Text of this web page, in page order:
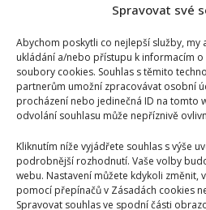
Spravovat své
Abychom poskytli co nejlepší služby, my
ukládání a/nebo přístupu k informacím
soubory cookies. Souhlas s těmito
partnerům umožní zpracovávat osobní
procházení nebo jedinečná ID na tomto
odvolání souhlasu může nepříznivě
Kliknutím níže vyjádřete souhlas s výše
podrobnější rozhodnutí. Vaše volby
webu. Nastavení můžete kdykoli změnit,
pomocí přepínačů v Zásadách cookies
Spravovat souhlas ve spodní části
Martin Dejdar a Janek
společné milence: Hudebník
Richard Touš 18. 4. 2026
Martina Dejdara a Janka
přátelství i profesní
VíceRead
more
about
Martin
Dejdar